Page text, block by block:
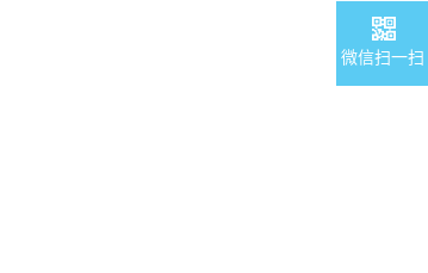
微信扫一扫